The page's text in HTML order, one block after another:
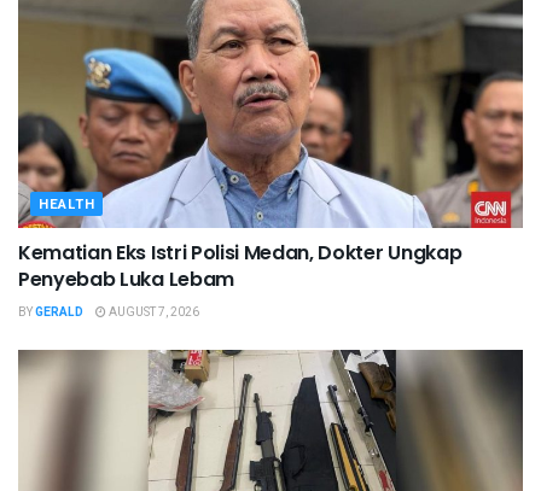
HEALTH
Kematian Eks Istri Polisi Medan, Dokter Ungkap
Penyebab Luka Lebam
BYGERALD AUGUST 7, 2026